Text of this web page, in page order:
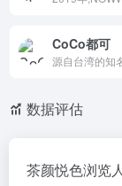
CoCo都可
数据评估
茶颜悦色浏览